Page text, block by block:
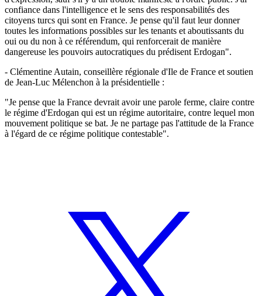
confiance dans l'intelligence et le sens des responsabilités des
citoyens turcs qui sont en France. Je pense qu'il faut leur donner
toutes les informations possibles sur les tenants et aboutissants du
oui ou du non à ce référendum, qui renforcerait de manière
dangereuse les pouvoirs autocratiques du prédisent Erdogan".
- Clémentine Autain, conseillère régionale d'Ile de France et soutien
de Jean-Luc Mélenchon à la présidentielle :
"Je pense que la France devrait avoir une parole ferme, claire contre
le régime d'Erdogan qui est un régime autoritaire, contre lequel mon
mouvement politique se bat. Je ne partage pas l'attitude de la France
à l'égard de ce régime politique contestable".